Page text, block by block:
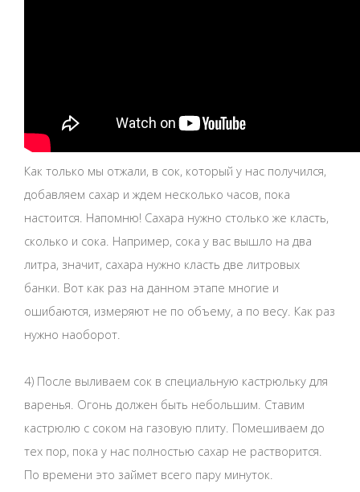
Как только мы отжали, в сок, который у нас получился,
добавляем сахар и ждем несколько часов, пока
настоится. Напомню! Сахара нужно столько же класть,
сколько и сока. Например, сока у вас вышло на два
литра, значит, сахара нужно класть две литровых
банки. Вот как раз на данном этапе многие и
ошибаются, измеряют не по объему, а по весу. Как раз
нужно наоборот.
4) После выливаем сок в специальную кастрюльку для
варенья. Огонь должен быть небольшим. Ставим
кастрюлю с соком на газовую плиту. Помешиваем до
тех пор, пока у нас полностью сахар не растворится.
По времени это займет всего пару минуток.